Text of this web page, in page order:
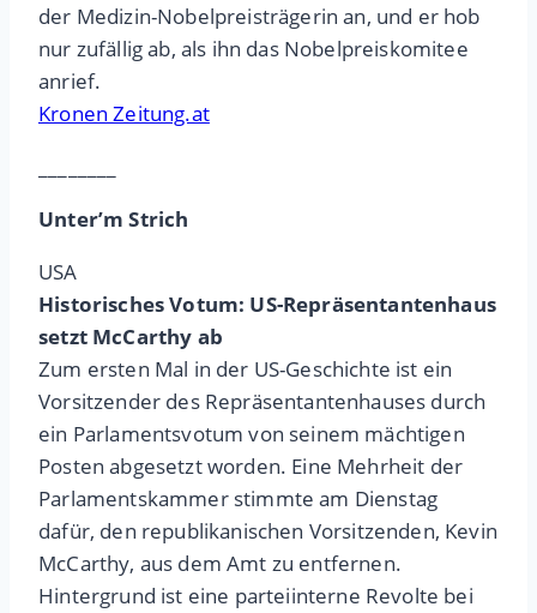
der Medizin-Nobelpreisträgerin an, und er hob
nur zufällig ab, als ihn das Nobelpreiskomitee
anrief.
Kronen Zeitung.at
Unter’m Strich
USA
Historisches Votum: US-Repräsentantenhaus
setzt McCarthy ab
Zum ersten Mal in der US-Geschichte ist ein
Vorsitzender des Repräsentantenhauses durch
ein Parlamentsvotum von seinem mächtigen
Posten abgesetzt worden. Eine Mehrheit der
Parlamentskammer stimmte am Dienstag
dafür, den republikanischen Vorsitzenden, Kevin
McCarthy, aus dem Amt zu entfernen.
Hintergrund ist eine parteiinterne Revolte bei